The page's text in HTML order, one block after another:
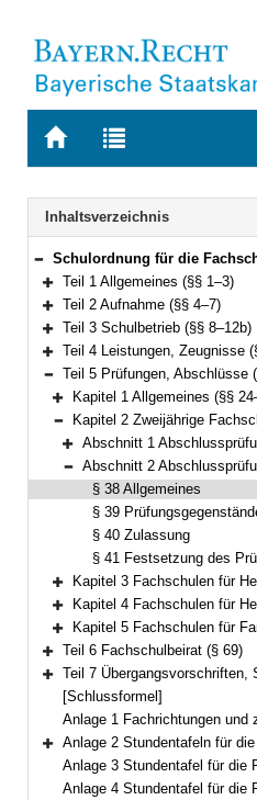
Zur
BAYERN.RECHT
Zur
letzten
Suche
Navigation
Inhaltsverzeichnis
Bereich reduzieren
Schulordnung für die Fachschulen (Fachschulordnung – FSO)
Bereich erweitern
Teil 1 Allgemeines (§§ 1–3)
Bereich erweitern
Teil 2 Aufnahme (§§ 4–7)
Bereich erweitern
Teil 3 Schulbetrieb (§§ 8–12b)
Bereich erweitern
Teil 4 Leistungen, Zeugnisse
Bereich reduzieren
Teil 5 Prüfungen, Abschlüsse
Bereich erweitern
Kapitel 1 Allgemeines (§§
Bereich reduzieren
Kapitel 2 Zweijährige
Bereich erweitern
Abschnitt 1 Abschlussprüfung für Schüler
Bereich reduzieren
Abschnitt 2
§ 38 Allgemeines
§ 39
§ 40 Zulassung
§ 41 Festsetzung des
Bereich erweitern
Kapitel 3 Fachschulen für
Bereich erweitern
Kapitel 4 Fachschulen für
Bereich erweitern
Kapitel 5 Fachschulen für
Bereich erweitern
Teil 6 Fachschulbeirat (§ 69)
Bereich erweitern
Teil 7 Übergangsvorschriften,
[Schlussformel]
Anlage 1 Fachrichtungen und
Bereich erweitern
Anlage 2 Stundentafeln für
Anlage 3 Stundentafel für die
Anlage 4 Stundentafel für die